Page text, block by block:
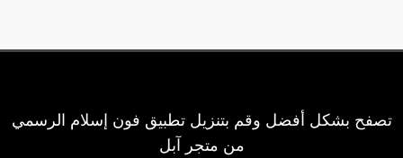
تصفح بشكل أفضل وقم بتنزيل تطبيق فون إسلام الرسمي
من متجر آبل